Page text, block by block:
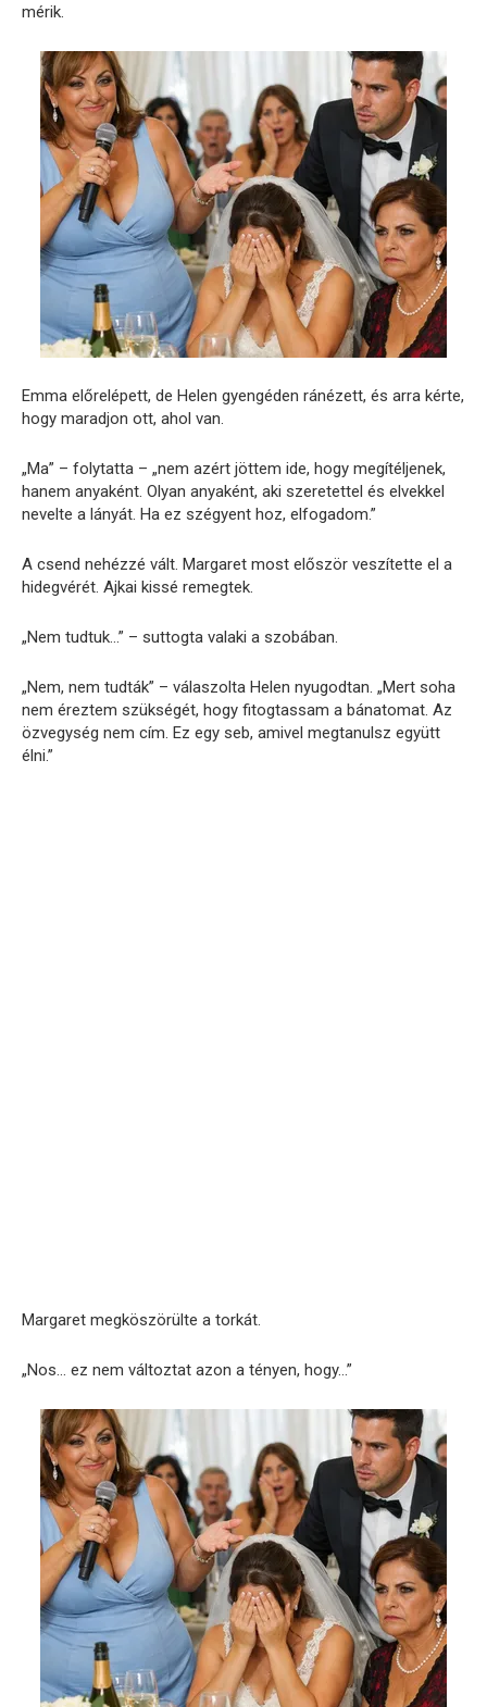
mérik.
Emma előrelépett, de Helen gyengéden ránézett, és arra kérte,
hogy maradjon ott, ahol van.
„Ma” – folytatta – „nem azért jöttem ide, hogy megítéljenek,
hanem anyaként. Olyan anyaként, aki szeretettel és elvekkel
nevelte a lányát. Ha ez szégyent hoz, elfogadom.”
A csend nehézzé vált. Margaret most először veszítette el a
hidegvérét. Ajkai kissé remegtek.
„Nem tudtuk…” – suttogta valaki a szobában.
„Nem, nem tudták” – válaszolta Helen nyugodtan. „Mert soha
nem éreztem szükségét, hogy fitogtassam a bánatomat. Az
özvegység nem cím. Ez egy seb, amivel megtanulsz együtt
élni.”
Margaret megköszörülte a torkát.
„Nos… ez nem változtat azon a tényen, hogy…”